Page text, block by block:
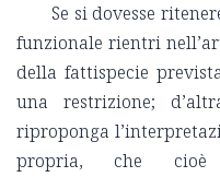
Se si dovesse
funzionale rientri
della fattispecie
una restrizione;
riproponga
propria, che cioè